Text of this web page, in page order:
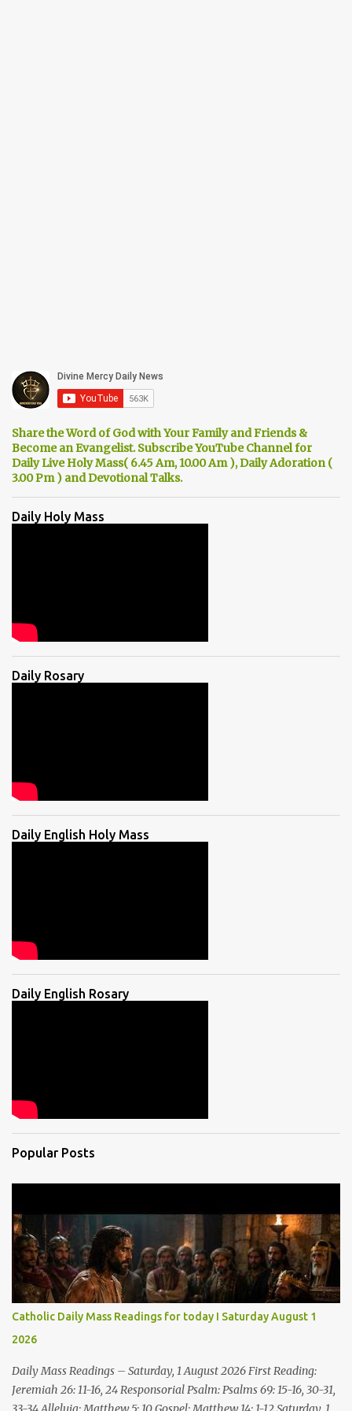
Share the Word of God with Your Family and Friends &
Become an Evangelist. Subscribe YouTube Channel for
Daily Live Holy Mass( 6.45 Am, 10.00 Am ), Daily Adoration (
3.00 Pm ) and Devotional Talks.
Daily Holy Mass
Daily Rosary
Daily English Holy Mass
Daily English Rosary
Popular Posts
Catholic Daily Mass Readings for today I Saturday August 1
2026
Daily Mass Readings – Saturday, 1 August 2026 First Reading:
Jeremiah 26: 11-16, 24 Responsorial Psalm: Psalms 69: 15-16, 30-31,